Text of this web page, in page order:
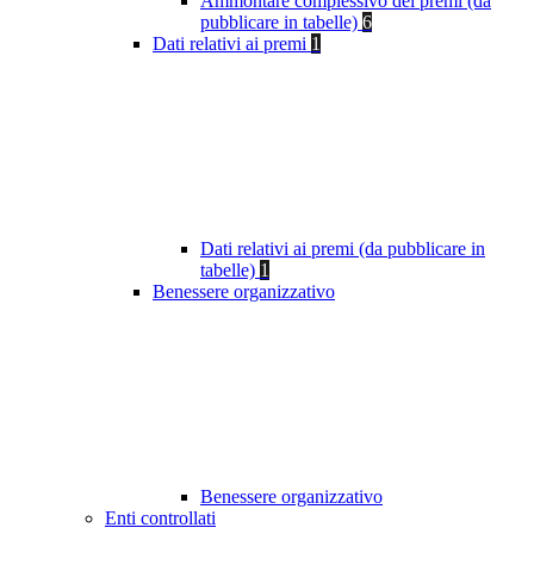
pubblicare in tabelle) 6
Dati relativi ai premi 1
Dati relativi ai premi (da pubblicare in
tabelle) 1
Benessere organizzativo
Benessere organizzativo
Enti controllati